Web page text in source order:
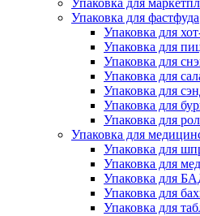
Упаковка для
Упаковка для фастфуда
Упаковка для
Упаковка для
Упаковка для
Упаковка для
Упаковка для
Упаковка для
Упаковка для
Упаковка для
Упаковка для
Упаковка для
Упаковка для
Упаковка для
Упаковка для